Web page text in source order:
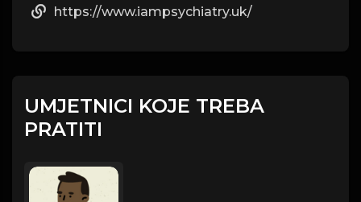
https://www.iampsychiatry.uk/
UMJETNICI KOJE TREBA
PRATITI